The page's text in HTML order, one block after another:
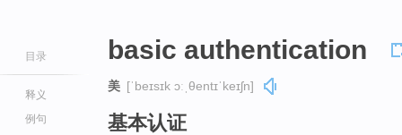
目录
释义
例句
basic authentication
美 [ˈbeɪsɪk ɔːˌθentɪˈkeɪʃn]
基本认证